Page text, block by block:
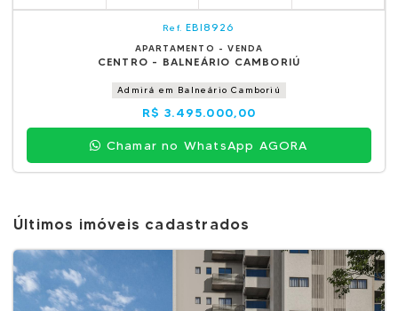
Ref. EBI8926
APARTAMENTO - VENDA
CENTRO - BALNEÁRIO CAMBORIÚ
Admirá em Balneário Camboriú
R$ 3.495.000,00
Chamar no WhatsApp AGORA
Últimos imóveis cadastrados